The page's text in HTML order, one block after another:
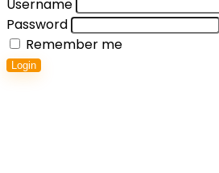
Username
Password
Remember me
Login